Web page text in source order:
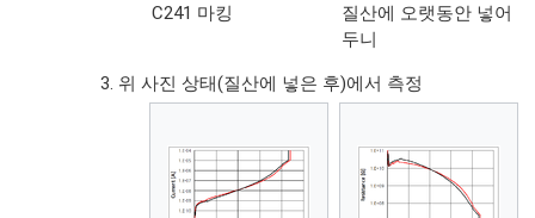
C241 마킹
질산에 오랫동안 넣어
두니
위 사진 상태(질산에 넣은 후)에서 측정